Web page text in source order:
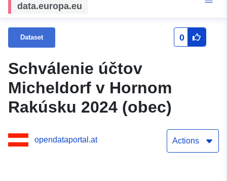
data.europa.eu
Dataset 0
Schválenie účtov
Micheldorf v Hornom
Rakúsku 2024 (obec)
opendataportal.at Actions